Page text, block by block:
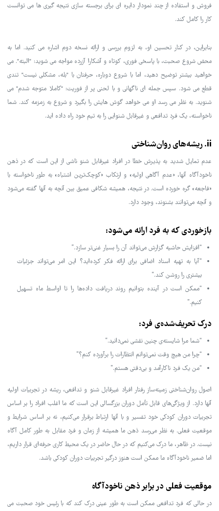
فروش و استفاده از چند نمودار دایره ای برای برجسته سازی نتیجه گیری ها می توانست
کار را کامل کند.
بنابراین، در کنار تحسین او، به لزوم بررسی و ارائه نسخه دوم اشاره می کنید. اما به
محض شروع صحبت، با پاسخی فوری، کوتاه و آشکارا آزرده مواجه می شوید: "البته". می
خواهید بیشتر توضیح دهید، اما با شروع دوباره، حرفتان با "بله، مشکلی نیست" تندی
قطع می شود. سپس جمله ای ناگهانی و با لحنی پر از فوریت: "کاملا متوجه شدم" می
شنوید. به نظر می رسد او می خواهد گوش هایش را بگیرد و شروع به زمزمه کند. شما
ناخواسته، یک فرد تدافعی و غیرقابل شنوایی را به تیم خود راه داده اید.
ii. ریشه‌های روان‌شناختی
عدم تمایل شدید به پذیرش خطا در افراد غیرقابل شنو ناشی از این است که در ذهن
ناخودآگاه آنها، «عدم آگاهی اولیه» و ارتکاب «کوچک‌ترین اشتباه» به طور ناخواسته با
«فاجعه» گره خورده است. در نتیجه، همیشه شکافی عمیق بین آنچه به آنها گفته می‌شود
و آنچه می‌توانند بشنوند، وجود دارد.
بازخوردی که به فرد ارائه می‌شود:
“افزایش حاشیه گزارش می‌تواند آن را بسیار غنی‌تر سازد.”
“آیا به تهیه اسناد اضافی برای ارائه فکر کرده‌اید؟ این امر می‌تواند جزئیات
بیشتری را روشن کند.”
“ممکن است در آینده بتوانیم روند دریافت داده‌ها را تا اواسط ماه تسهیل
کنیم.”
درک تحریف‌شده‌ی فرد:
“شما مرا شایسته‌ی چنین نقشی نمی‌دانید.”
“چرا من هیچ وقت نمی‌توانم انتظارات را برآورده کنم؟”
“من یک فرد ناکارآمد و بی‌دقتی هستم.”
اصول روان‌شناختی زمینه‌ساز رفتار افراد غیرقابل شنو و تدافعی، ریشه در تجربیات اولیه‌
آنها دارد. از ویژگی‌های قابل تأمل دوران بزرگسالی این است که ما اغلب افراد را بر اساس
تجربیات دوران کودکی خود تفسیر و با آنها ارتباط برقرار می‌کنیم، نه بر اساس شرایط و
موقعیت فعلی. به نظر می‌رسد ذهن ما همیشه از زمان و فرد مقابل به طور کامل آگاه
نیست. در ظاهر، ما درک می‌کنیم که در حال حاضر در یک محیط کاری حرفه‌ای قرار داریم،
اما ضمیر ناخودآگاه ما ممکن است هنوز درگیر تجربیات دوران کودکی باشد.
موقعیت فعلی در برابر ذهن ناخودآگاه
در حالی که فرد تدافعی ممکن است به طور عینی درک کند که با رئیس خود صحبت می